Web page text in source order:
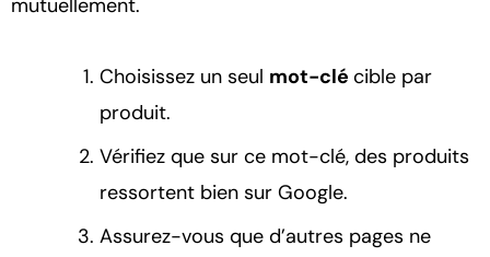
mutuellement.
Choisissez un seul mot-clé cible par
produit.
Vérifiez que sur ce mot-clé, des produits
ressortent bien sur Google.
Assurez-vous que d’autres pages ne